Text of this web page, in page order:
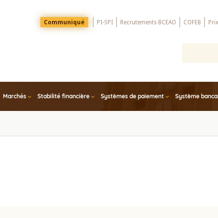
Menu
Top
Communiqué PI-SPI Recrutements BCEAO COFEB
Marchés Stabilité financière Systèmes de paiement Système